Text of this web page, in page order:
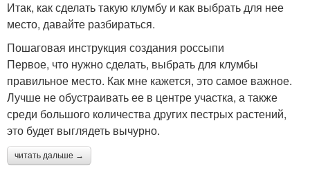
Итак, как сделать такую клумбу и как выбрать для нее
место, давайте разбираться.
Пошаговая инструкция создания россыпи
Первое, что нужно сделать, выбрать для клумбы
правильное место. Как мне кажется, это самое важное.
Лучше не обустраивать ее в центре участка, а также
среди большого количества других пестрых растений,
это будет выглядеть вычурно.
читать дальше →